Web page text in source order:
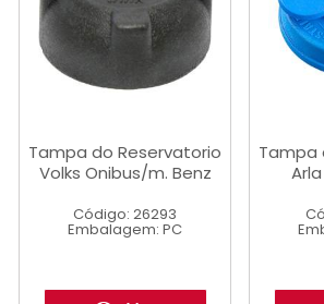
Tampa do Reservatorio
Volks Onibus/m. Benz
Código: 26293
Embalagem: PC
Tampa